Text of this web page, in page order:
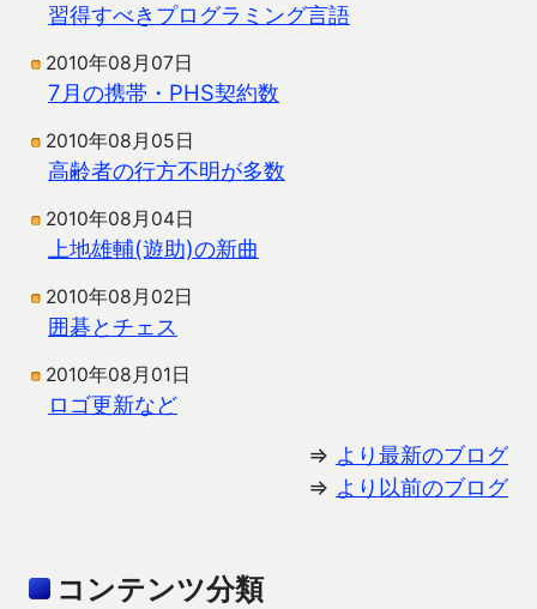
習得すべきプログラミング言語
2010年08月07日
7月の携帯・PHS契約数
2010年08月05日
高齢者の行方不明が多数
2010年08月04日
上地雄輔(遊助)の新曲
2010年08月02日
囲碁とチェス
2010年08月01日
ロゴ更新など
⇒ より最新のブログ
⇒ より以前のブログ
コンテンツ分類